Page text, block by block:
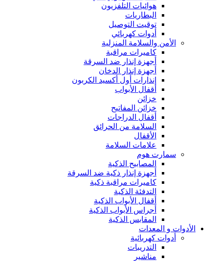
هوائيات التلفزيون
البطاريات
توقيت التوصيل
أدوات كهربائي
الأمن والسلامة المنزلية
كاميرات مراقبة
أجهزة إنذار ضد السرقة
أجهزة إنذار الدخان
إنذارات أول أكسيد الكربون
أقفال الأبواب
خزائن
خزائن المفاتيح
أقفال الدراجات
السلامة من الحرائق
الأقفال
علامات السلامة
سمارت هوم
المصابيح الذكية
أجهزة إنذار ذكية ضد السرقة
كاميرات مراقبة ذكية
التدفئة الذكية
أقفال الأبواب الذكية
أجراس الأبواب الذكية
المقابس الذكية
الأدوات و المعدات
أدوات كهربائية
التدريبات
مناشير